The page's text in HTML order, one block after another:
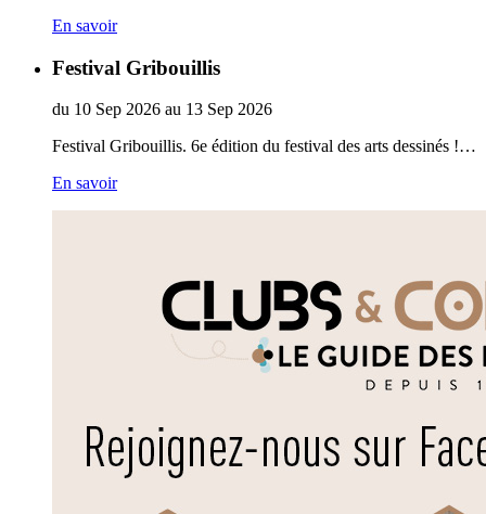
En savoir
Festival Gribouillis
du 10 Sep 2026 au 13 Sep 2026
Festival Gribouillis. 6e édition du festival des arts dessinés !…
En savoir